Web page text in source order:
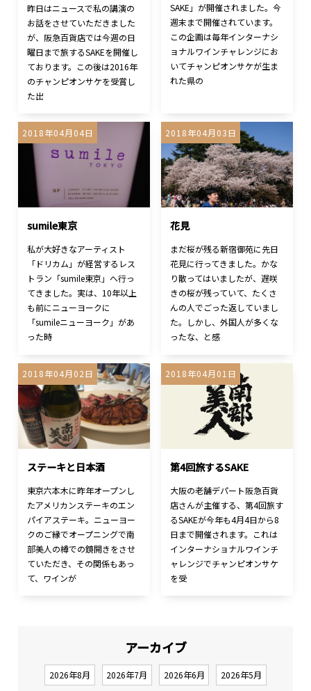
昨日はニュースで私の講演の
お話をさせていただきました
が、阪急百貨店では今週の日
曜日まで旅するSAKEを開催し
ております。この後は2016年
のチャンピオンサケを受賞し
た出
SAKE」が開催されました。今
週末まで開催されています。
この企画は毎年インターナシ
ョナルワインチャレンジにお
いてチャンピオンサケが生ま
れた県の
2018年04月04日
sumile東京
私が大好きなアーティスト
「ドリカム」が経営するレス
トラン「sumile東京」へ行っ
てきました。実は、10年以上
も前にニューヨークに
「sumileニューヨーク」があ
った時
2018年04月03日
花見
まだ桜が残る新宿御苑に先日
花見に行ってきました。かな
り散ってはいましたが、遅咲
きの桜が残っていて、たくさ
んの人でごった返していまし
た。しかし、外国人が多くな
ったな、と感
2018年04月02日
ステーキと日本酒
東京六本木に昨年オープンし
たアメリカンステーキのエン
パイアステーキ。ニューヨー
クのご縁でオープニングで南
部美人の樽での鏡開きをさせ
ていただき、その関係もあっ
て、ワインが
2018年04月01日
第4回旅するSAKE
大阪の老舗デパート阪急百貨
店さんが主催する、第4回旅す
るSAKEが今年も4月4日から8
日まで開催されます。これは
インターナショナルワインチ
ャレンジでチャンピオンサケ
を受
アーカイブ
2026年8月 2026年7月 2026年6月 2026年5月